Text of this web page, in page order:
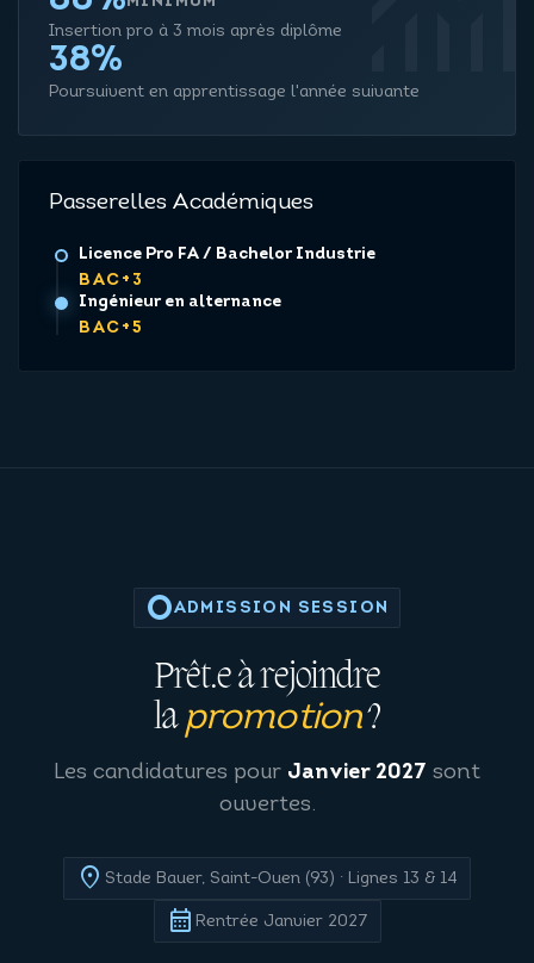
Insertion pro à 3 mois après diplôme
38%
Poursuivent en apprentissage l'année suivante
Passerelles Académiques
Licence Pro FA / Bachelor Industrie
BAC+3
Ingénieur en alternance
BAC+5
trip_originADMISSION SESSION
Prêt·e à rejoindre
lapromotion?
Les candidatures pour Janvier 2027 sont
ouvertes.
location_on Stade Bauer, Saint-Ouen (93) · Lignes 13 & 14
calendar_month Rentrée Janvier 2027